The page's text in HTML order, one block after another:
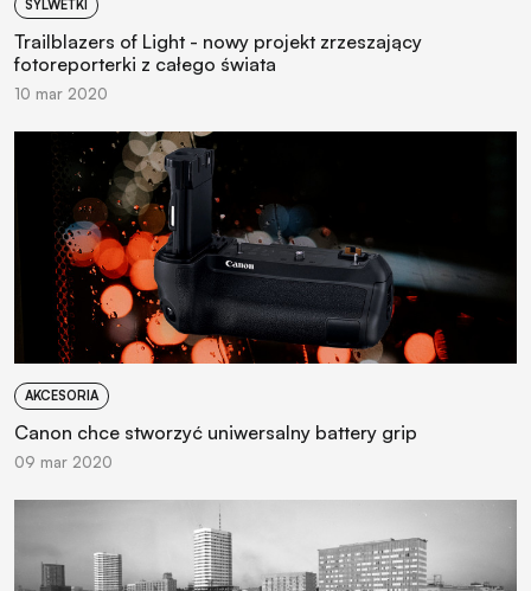
SYLWETKI
Trailblazers of Light - nowy projekt zrzeszający
fotoreporterki z całego świata
10 mar 2020
AKCESORIA
Canon chce stworzyć uniwersalny battery grip
09 mar 2020